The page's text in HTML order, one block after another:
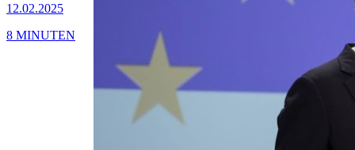
12.02.2025
8 MINUTEN